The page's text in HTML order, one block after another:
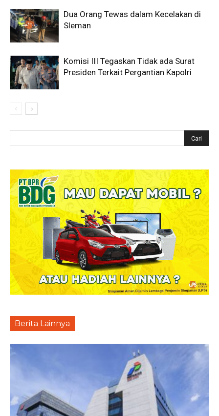
Dua Orang Tewas dalam Kecelakan di
Sleman
Komisi III Tegaskan Tidak ada Surat
Presiden Terkait Pergantian Kapolri
Berita Lainnya